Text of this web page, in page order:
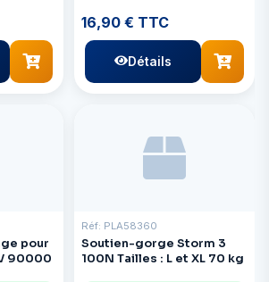
16,90 € TTC
Détails
pour
90000
Réf: PLA58360
Soutien-gorge Storm 3
100N Tailles : L et XL 70 kg